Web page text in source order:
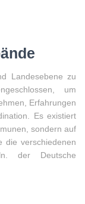
Landesebene zu
um
Erfahrungen
Es existiert
sondern auf
die verschiedenen
der Deutsche